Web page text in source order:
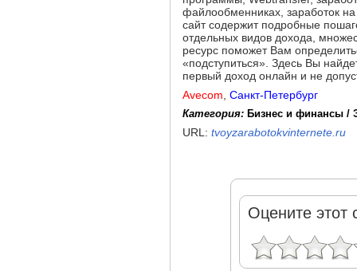
файлообменниках, заработок
сайт содержит подробные
отдельных видов дохода,
ресурс поможет Вам
«подступиться». Здесь Вы
первый доход онлайн и не
Avecom Санкт-Петербург
Категория: Бизнес и финансы /
URL: tvoyzarabotokvinternete.ru
Оцените этот